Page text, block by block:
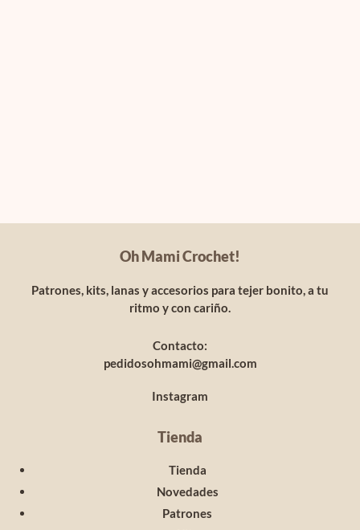
Oh Mami Crochet!
Patrones, kits, lanas y accesorios para tejer bonito, a tu
ritmo y con cariño.
Contacto:
pedidosohmami@gmail.com
Instagram
Tienda
Tienda
Novedades
Patrones